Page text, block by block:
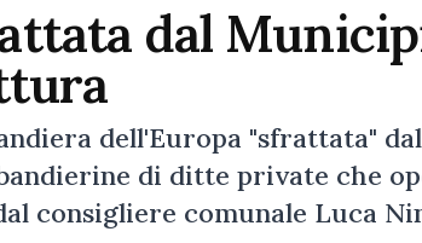
dal
dell'Europa "sfrattata"
di ditte private che
consigliere comunale Luca